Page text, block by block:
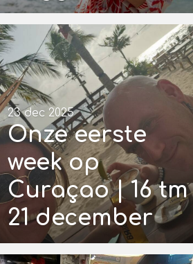
Onze eerste
week op
Curaçao | 16 tm
21 december
23 dec 2025